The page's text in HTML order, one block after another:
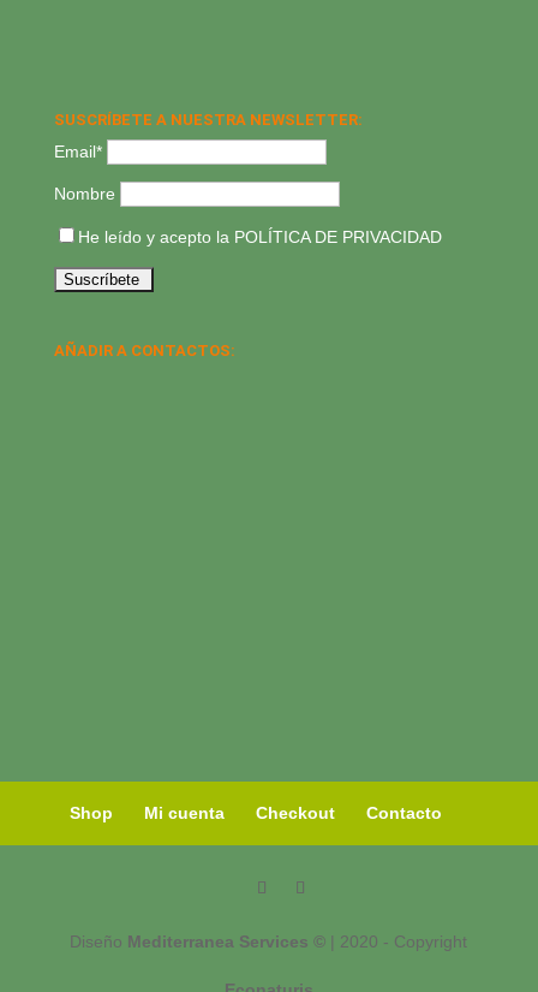
SUSCRÍBETE A NUESTRA NEWSLETTER:
Email*
Nombre
He leído y acepto la POLÍTICA DE PRIVACIDAD
AÑADIR A CONTACTOS:
Shop Mi cuenta Checkout Contacto
Diseño Mediterranea Services © | 2020 - Copyright